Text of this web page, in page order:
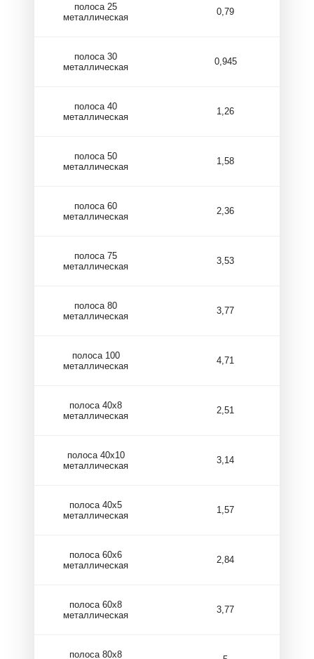
полоса 25
металлическая
0,79
полоса 30
металлическая
0,945
полоса 40
металлическая
1,26
полоса 50
металлическая
1,58
полоса 60
металлическая
2,36
полоса 75
металлическая
3,53
полоса 80
металлическая
3,77
полоса 100
металлическая
4,71
полоса 40х8
металлическая
2,51
полоса 40х10
металлическая
3,14
полоса 40х5
металлическая
1,57
полоса 60х6
металлическая
2,84
полоса 60х8
металлическая
3,77
полоса 80х8